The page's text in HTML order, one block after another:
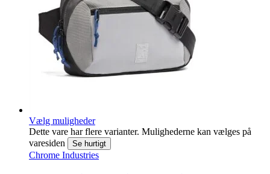
Vælg muligheder
Dette vare har flere varianter. Mulighederne kan vælges på
varesiden
Se hurtigt
Chrome Industries